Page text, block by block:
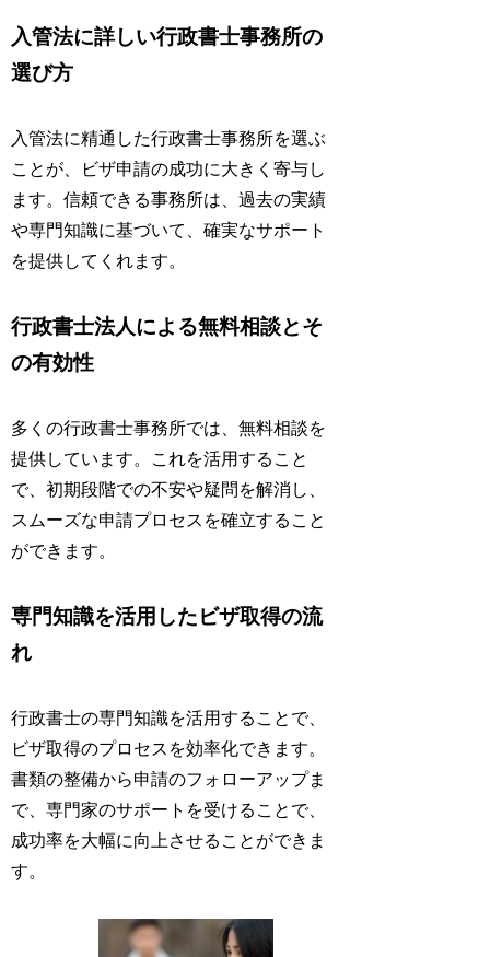
入管法に詳しい行政書士事務所の
選び方
入管法に精通した行政書士事務所を選ぶ
ことが、ビザ申請の成功に大きく寄与し
ます。信頼できる事務所は、過去の実績
や専門知識に基づいて、確実なサポート
を提供してくれます。
行政書士法人による無料相談とそ
の有効性
多くの行政書士事務所では、無料相談を
提供しています。これを活用すること
で、初期段階での不安や疑問を解消し、
スムーズな申請プロセスを確立すること
ができます。
専門知識を活用したビザ取得の流
れ
行政書士の専門知識を活用することで、
ビザ取得のプロセスを効率化できます。
書類の整備から申請のフォローアップま
で、専門家のサポートを受けることで、
成功率を大幅に向上させることができま
す。